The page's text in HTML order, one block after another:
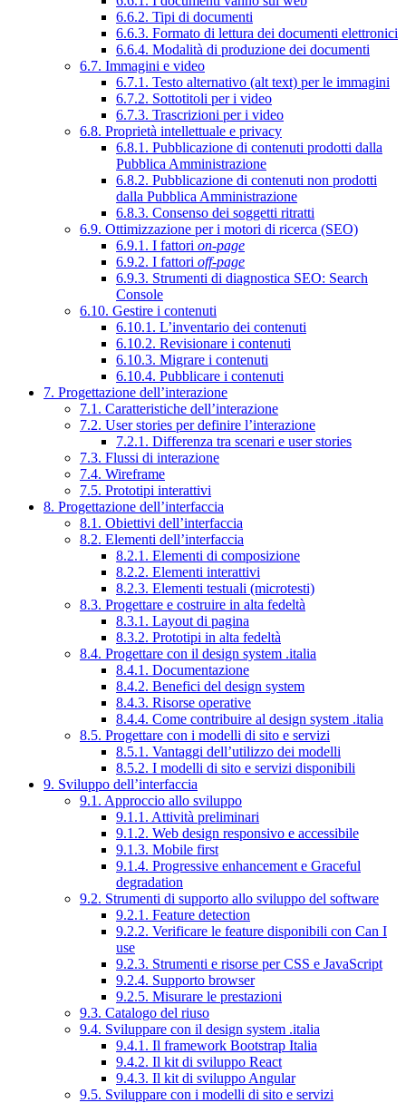
6.6.2. Tipi di documenti
6.6.3. Formato di lettura dei documenti elettronici
6.6.4. Modalità di produzione dei documenti
6.7. Immagini e video
6.7.1. Testo alternativo (alt text) per le immagini
6.7.2. Sottotitoli per i video
6.7.3. Trascrizioni per i video
6.8. Proprietà intellettuale e privacy
6.8.1. Pubblicazione di contenuti prodotti dalla
Pubblica Amministrazione
6.8.2. Pubblicazione di contenuti non prodotti
dalla Pubblica Amministrazione
6.8.3. Consenso dei soggetti ritratti
6.9. Ottimizzazione per i motori di ricerca (SEO)
6.9.1. I fattori on-page
6.9.2. I fattori off-page
6.9.3. Strumenti di diagnostica SEO: Search
Console
6.10. Gestire i contenuti
6.10.1. L’inventario dei contenuti
6.10.2. Revisionare i contenuti
6.10.3. Migrare i contenuti
6.10.4. Pubblicare i contenuti
7. Progettazione dell’interazione
7.1. Caratteristiche dell’interazione
7.2. User stories per definire l’interazione
7.2.1. Differenza tra scenari e user stories
7.3. Flussi di interazione
7.4. Wireframe
7.5. Prototipi interattivi
8. Progettazione dell’interfaccia
8.1. Obiettivi dell’interfaccia
8.2. Elementi dell’interfaccia
8.2.1. Elementi di composizione
8.2.2. Elementi interattivi
8.2.3. Elementi testuali (microtesti)
8.3. Progettare e costruire in alta fedeltà
8.3.1. Layout di pagina
8.3.2. Prototipi in alta fedeltà
8.4. Progettare con il design system .italia
8.4.1. Documentazione
8.4.2. Benefici del design system
8.4.3. Risorse operative
8.4.4. Come contribuire al design system .italia
8.5. Progettare con i modelli di sito e servizi
8.5.1. Vantaggi dell’utilizzo dei modelli
8.5.2. I modelli di sito e servizi disponibili
9. Sviluppo dell’interfaccia
9.1. Approccio allo sviluppo
9.1.1. Attività preliminari
9.1.2. Web design responsivo e accessibile
9.1.3. Mobile first
9.1.4. Progressive enhancement e Graceful
degradation
9.2. Strumenti di supporto allo sviluppo del software
9.2.1. Feature detection
9.2.2. Verificare le feature disponibili con Can I
use
9.2.3. Strumenti e risorse per CSS e JavaScript
9.2.4. Supporto browser
9.2.5. Misurare le prestazioni
9.3. Catalogo del riuso
9.4. Sviluppare con il design system .italia
9.4.1. Il framework Bootstrap Italia
9.4.2. Il kit di sviluppo React
9.4.3. Il kit di sviluppo Angular
9.5. Sviluppare con i modelli di sito e servizi